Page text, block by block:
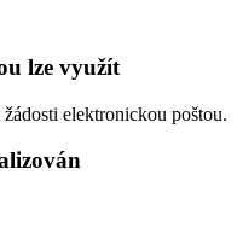
lze využít
elektronickou poštou.